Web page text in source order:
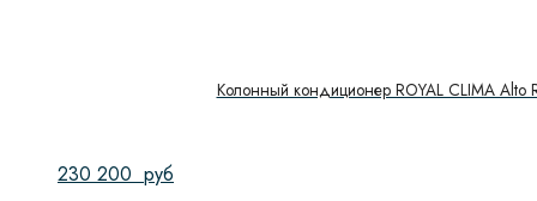
Колонный кондиционер ROYAL CLIMA Alto
230 200 руб